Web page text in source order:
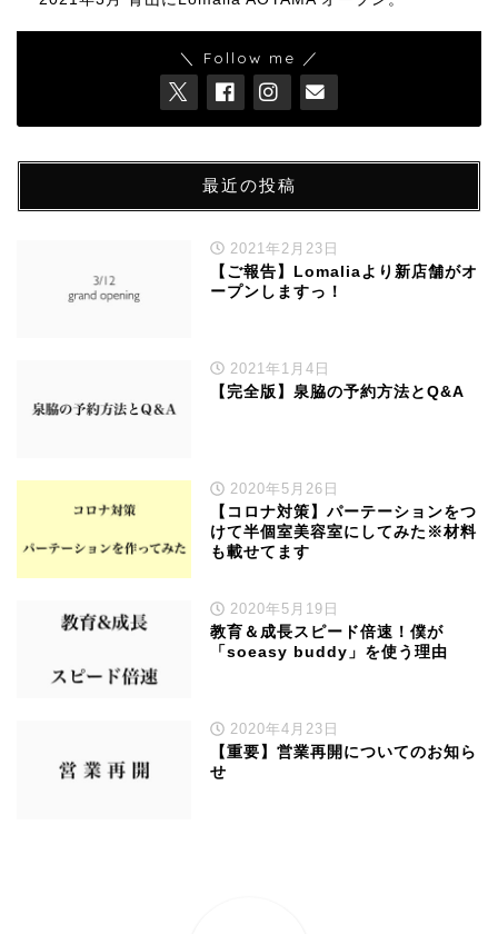
＼ Follow me ／
最近の投稿
2021年2月23日
【ご報告】Lomaliaより新店舗がオ
ープンしますっ！
2021年1月4日
【完全版】泉脇の予約方法とQ&A
2020年5月26日
【コロナ対策】パーテーションをつ
けて半個室美容室にしてみた※材料
も載せてます
2020年5月19日
教育＆成長スピード倍速！僕が
「soeasy buddy」を使う理由
2020年4月23日
【重要】営業再開についてのお知ら
せ